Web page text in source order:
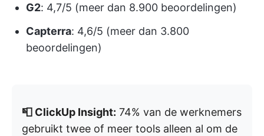
G2: 4,7/5 (meer dan 8.900 beoordelingen)
Capterra: 4,6/5 (meer dan 3.800
beoordelingen)
📮 ClickUp Insight: 74% van de werknemers
gebruikt twee of meer tools alleen al om de